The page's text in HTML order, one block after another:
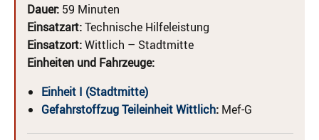
Dauer: 59 Minuten
Einsatzart:Technische Hilfeleistung
Einsatzort:Wittlich – Stadtmitte
Einheiten und Fahrzeuge:
Einheit I (Stadtmitte)
Gefahrstoffzug Teileinheit Wittlich: Mef-G